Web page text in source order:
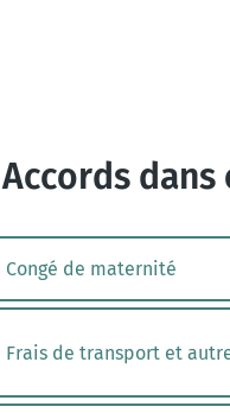
Accords dans
Congé de maternité
Frais de transport et